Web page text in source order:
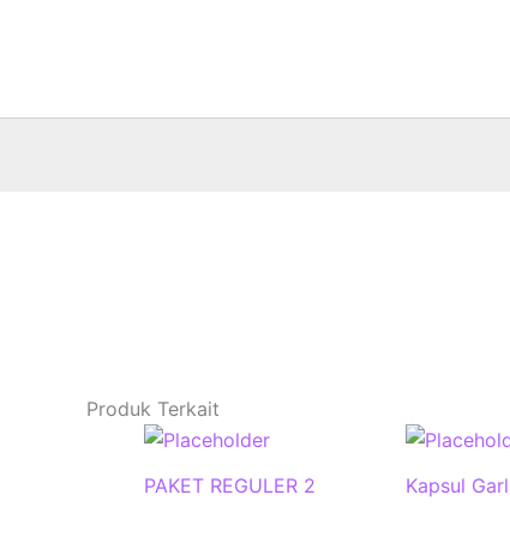
Produk Terkait
PAKET REGULER 2 Kapsul